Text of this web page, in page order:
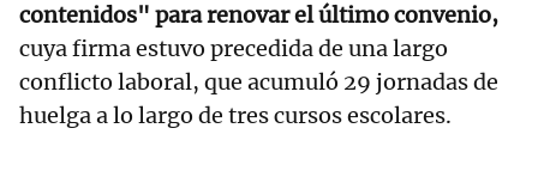
contenidos" para renovar el último convenio,
cuya firma estuvo precedida de una largo
conflicto laboral, que acumuló 29 jornadas de
huelga a lo largo de tres cursos escolares.